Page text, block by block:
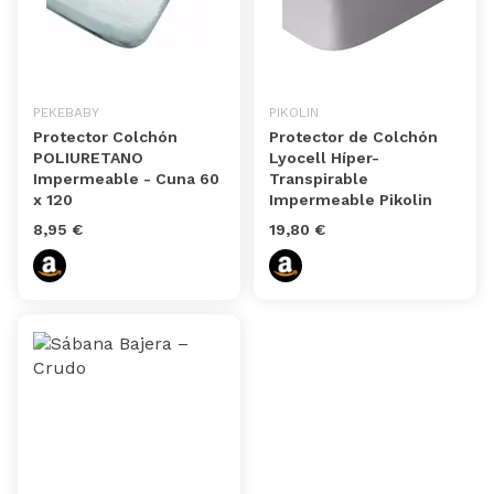
PEKEBABY
Protector Colchón
POLIURETANO
Impermeable - Cuna 60
x 120
8,95 €
PIKOLIN
Protector de Colchón
Lyocell Híper-
Transpirable
Impermeable Pikolin
19,80 €